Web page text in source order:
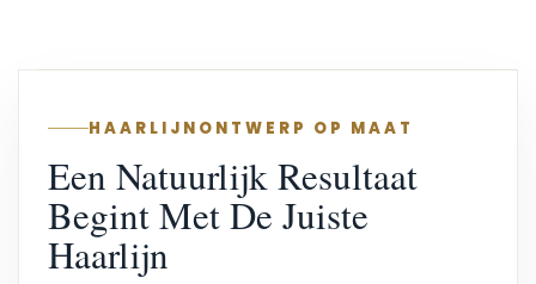
HAARLIJNONTWERP OP MAAT
Een Natuurlijk Resultaat
Begint Met De Juiste
Haarlijn